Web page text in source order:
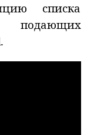
списка
подающих